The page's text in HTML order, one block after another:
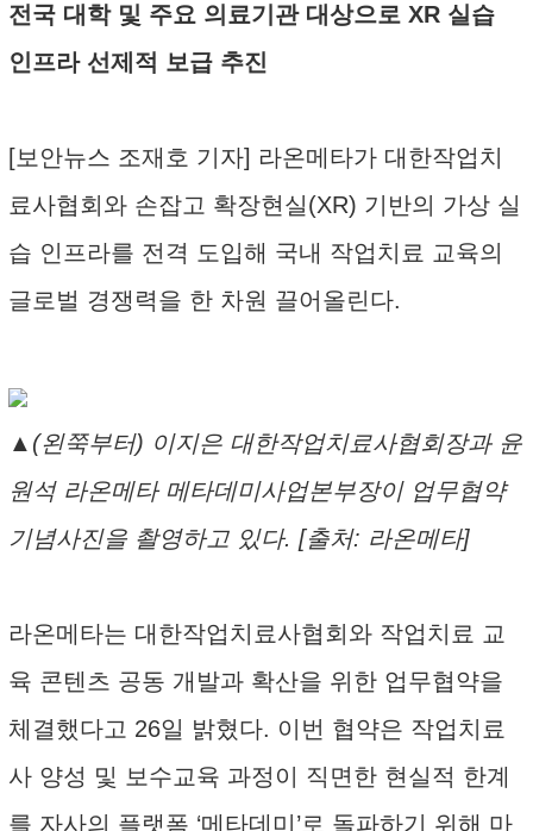
전국 대학 및 주요 의료기관 대상으로 XR 실습
인프라 선제적 보급 추진
[보안뉴스 조재호 기자] 라온메타가 대한작업치
료사협회와 손잡고 확장현실(XR) 기반의 가상 실
습 인프라를 전격 도입해 국내 작업치료 교육의
글로벌 경쟁력을 한 차원 끌어올린다.
▲(왼쭉부터) 이지은 대한작업치료사협회장과 윤
원석 라온메타 메타데미사업본부장이 업무협약
기념사진을 촬영하고 있다. [출처: 라온메타]
라온메타는 대한작업치료사협회와 작업치료 교
육 콘텐츠 공동 개발과 확산을 위한 업무협약을
체결했다고 26일 밝혔다. 이번 협약은 작업치료
사 양성 및 보수교육 과정이 직면한 현실적 한계
를 자사의 플랫폼 ‘메타데미’로 돌파하기 위해 마